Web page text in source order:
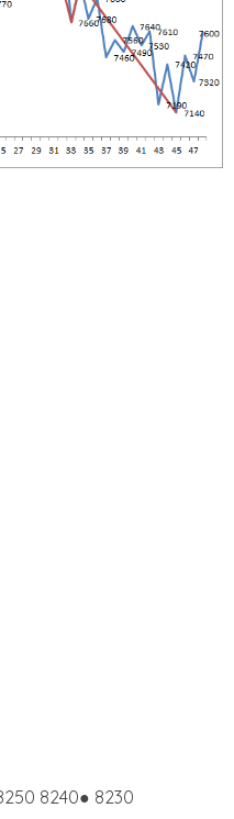
8240● 8230